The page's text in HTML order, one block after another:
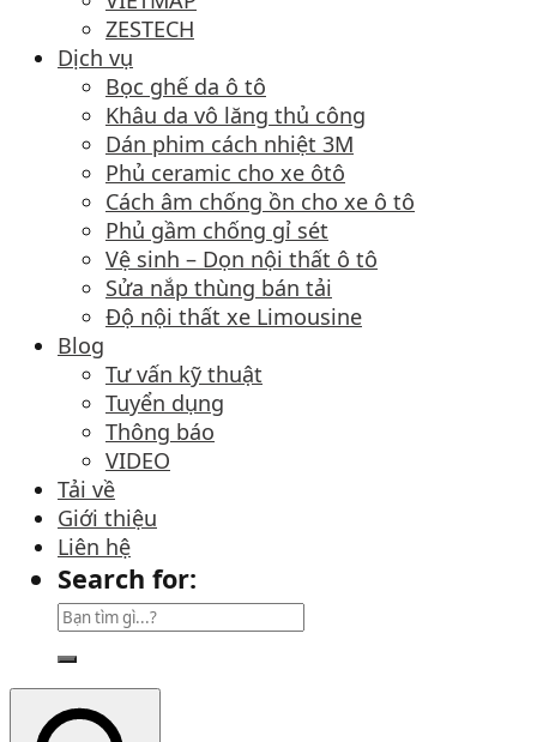
ZESTECH
Dịch vụ
Bọc ghế da ô tô
Khâu da vô lăng thủ công
Dán phim cách nhiệt 3M
Phủ ceramic cho xe ôtô
Cách âm chống ồn cho xe ô tô
Phủ gầm chống gỉ sét
Vệ sinh – Dọn nội thất ô tô
Sửa nắp thùng bán tải
Độ nội thất xe Limousine
Blog
Tư vấn kỹ thuật
Tuyển dụng
Thông báo
VIDEO
Tải về
Giới thiệu
Liên hệ
Search for: